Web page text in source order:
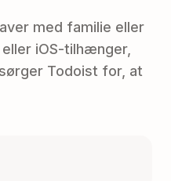
med familie eller
iOS-tilhænger,
Todoist for, at